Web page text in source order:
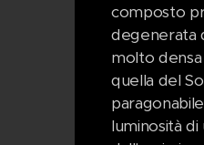
composto
degenerata
molto densa
quella del
luminosità di